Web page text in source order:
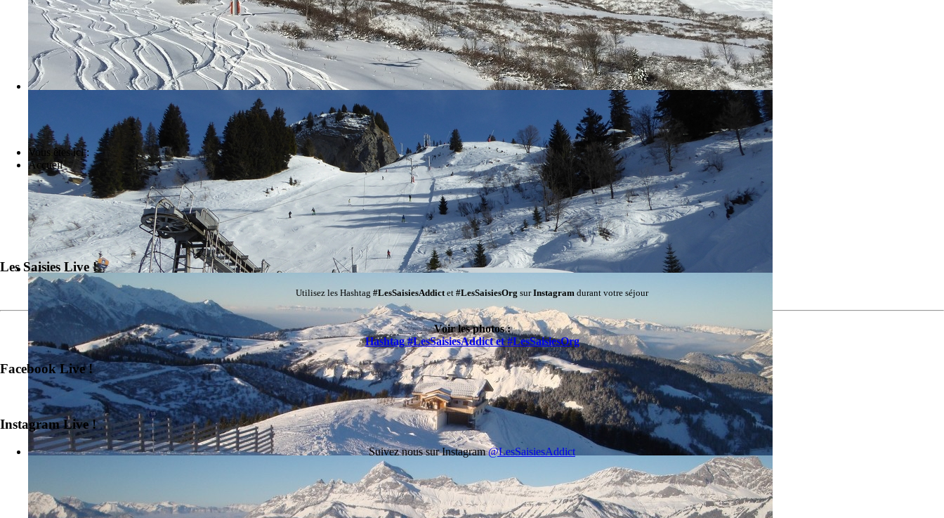
Vous êtes ici :
Accueil
Les Saisies Live !
Utilisez les Hashtag #LesSaisiesAddictet #LesSaisiesOrg surInstagram durant votre séjour
Voir les photos :
Hashtag #LesSaisiesAddict et #LesSaisiesOrg
Facebook Live !
Instagram Live !
Suivez nous sur Instagram@LesSaisiesAddict